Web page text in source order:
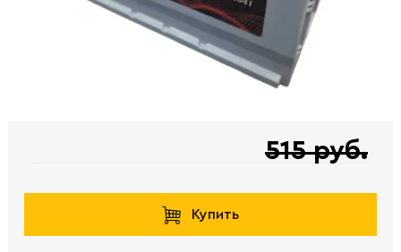
515 руб.
Купить